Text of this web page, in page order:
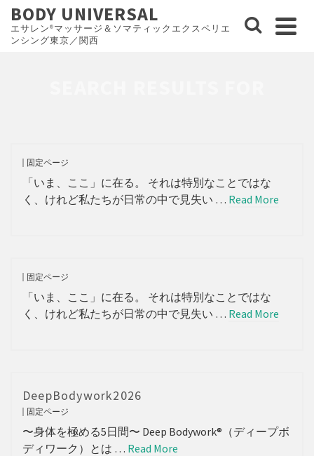
BODY UNIVERSAL
エサレン®マッサージ＆ソマティックエクスペリエ
ンシング東京／関西
固定ページ
「いま、ここ」に在る。 それは特別なことではな
く、けれど私たちが日常の中で見失い … Read More
固定ページ
「いま、ここ」に在る。 それは特別なことではな
く、けれど私たちが日常の中で見失い … Read More
DeepBodywork2026
固定ページ
〜身体を極める5日間〜 Deep Bodywork®（ディープボ
ディワーク）とは … Read More